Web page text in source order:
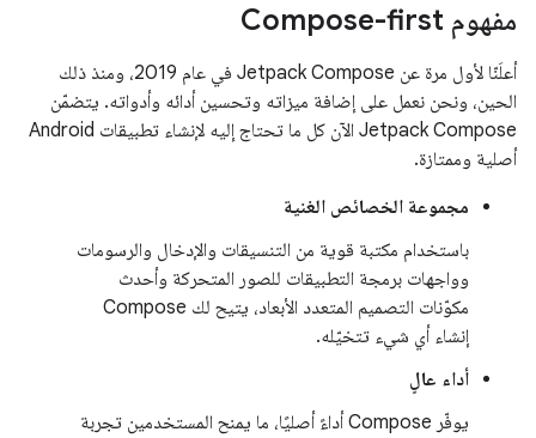
مفهوم Compose-first
أعلَنّا لأول مرة عن Jetpack Compose في عام 2019، ومنذ ذلك
الحين، ونحن نعمل على إضافة ميزاته وتحسين أدائه وأدواته. يتضمّن
Jetpack Compose الآن كل ما تحتاج إليه لإنشاء تطبيقات Android
أصلية وممتازة.
مجموعة الخصائص الغنية
باستخدام مكتبة قوية من التنسيقات والإدخال والرسومات
وواجهات برمجة التطبيقات للصور المتحركة وأحدث
مكوّنات التصميم المتعدد الأبعاد، يتيح لك Compose
إنشاء أي شيء تتخيّله.
أداء عالٍ
يوفّر Compose أداءً أصليًا، ما يمنح المستخدمين تجربة